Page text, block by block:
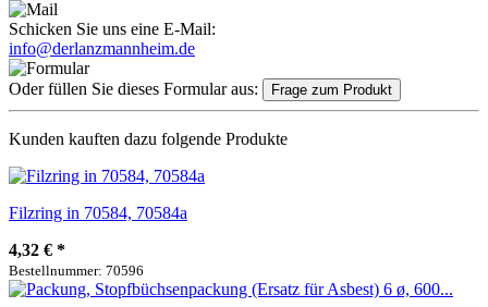
Schicken Sie uns eine E-Mail:
info@derlanzmannheim.de
Oder füllen Sie dieses Formular aus: Frage zum Produkt
Kunden kauften dazu folgende Produkte
Filzring in 70584, 70584a
4,32 € *
Bestellnummer: 70596